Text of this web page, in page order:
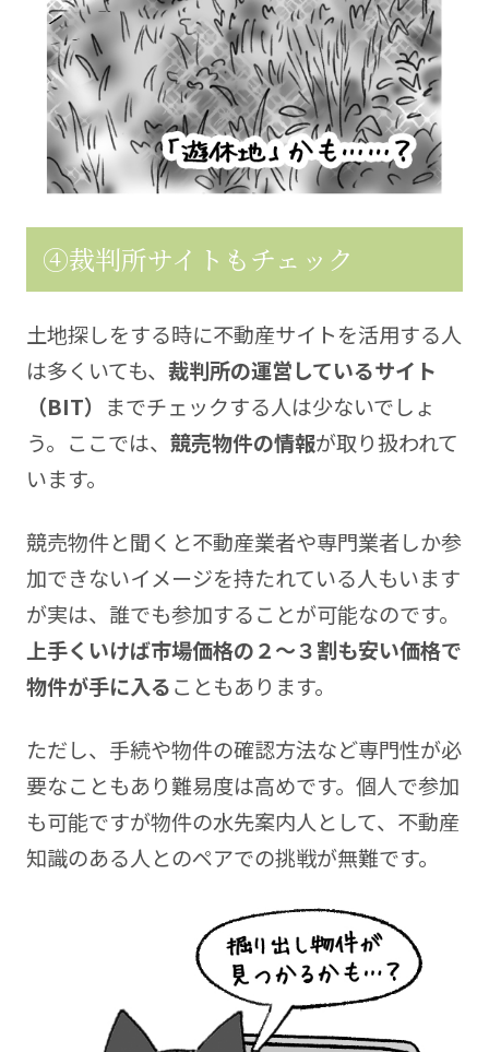
④裁判所サイトもチェック
土地探しをする時に不動産サイトを活用する人
は多くいても、 裁判所の運営しているサイト
（BIT） までチェックする人は少ないでしょ
う。ここでは、 競売物件の情報が取り扱われて
います。
競売物件と聞くと不動産業者や専門業者しか参
加できないイメージを持たれている人もいます
が実は、誰でも参加することが可能なのです。
上手くいけば市場価格の２～３割も安い価格で
物件が手に入ることもあります。
ただし、手続や物件の確認方法など専門性が必
要なこともあり難易度は高めです。個人で参加
も可能ですが物件の水先案内人として、不動産
知識のある人とのペアでの挑戦が無難です。